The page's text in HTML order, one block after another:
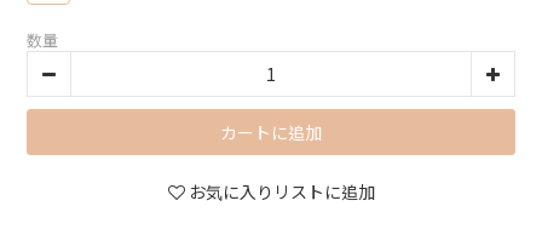
数量
カートに追加
お気に入りリストに追加